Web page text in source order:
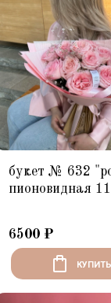
букет № 632
пионовидная
6500 ₽
КУПИТЬ